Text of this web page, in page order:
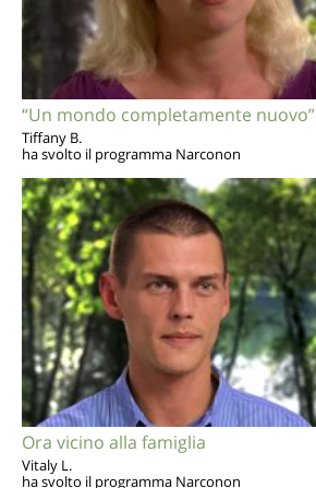
“Un mondo completamente nuovo”
Tiffany B.
ha svolto il programma Narconon
Ora vicino alla famiglia
Vitaly L.
ha svolto il programma Narconon